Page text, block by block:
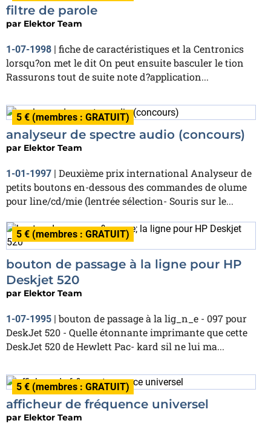
filtre de parole
par Elektor Team
1-07-1998
fiche de caractéristiques et la Centronics
lorsqu?on met le dit On peut ensuite basculer le tion
Rassurons tout de suite note d?application...
5 € (membres : GRATUIT)
analyseur de spectre audio (concours)
par Elektor Team
1-01-1997 | Deuxième prix international Analyseur de
petits boutons en-dessous des commandes de olume
pour line/cd/mie (lentrée sélection- Souris sur le...
5 € (membres : GRATUIT)
bouton de passage à la ligne pour HP
Deskjet 520
par Elektor Team
1-07-1995 | bouton de passage à la lig_n_e - 097 pour
DeskJet 520 - Quelle étonnante imprimante que cette
DeskJet 520 de Hewlett Pac- kard sil ne lui ma...
5 € (membres : GRATUIT)
afficheur de fréquence universel
par Elektor Team